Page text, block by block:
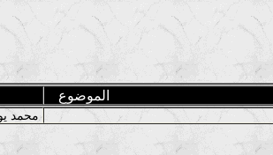
الموضوع
محمد يوسف جوامير